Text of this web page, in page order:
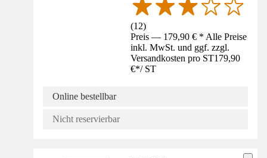
(12)
Preis — 179,90 € * Alle Preise
inkl. MwSt. und ggf. zzgl.
Versandkosten pro ST179,90
€*/ ST
Online bestellbar
Nicht reservierbar